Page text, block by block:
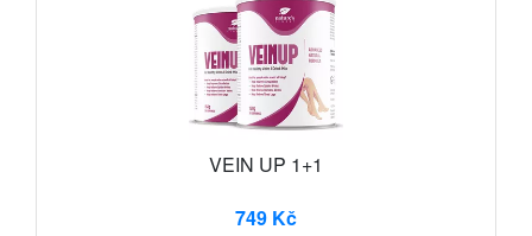
VEIN UP 1+1
749 Kč